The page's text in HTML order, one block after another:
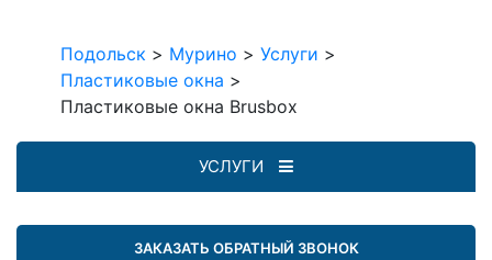
Подольск > Мурино > Услуги >
Пластиковые окна >
Пластиковые окна Brusbox
УСЛУГИ
ЗАКАЗАТЬ ОБРАТНЫЙ ЗВОНОК